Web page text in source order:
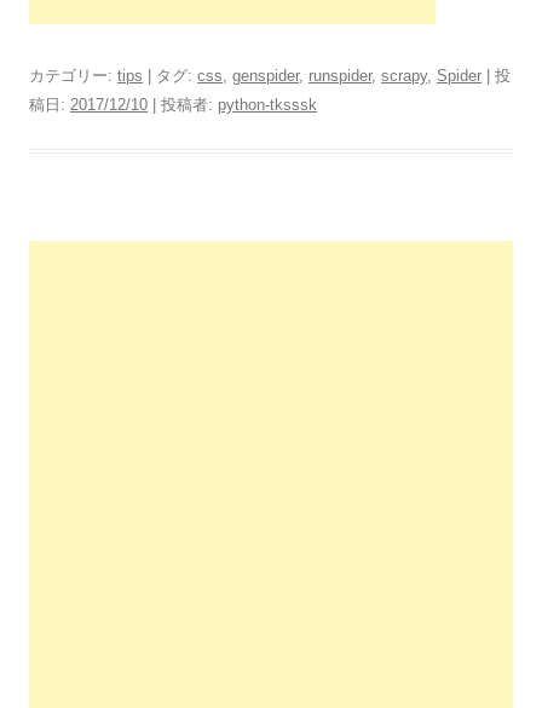
カテゴリー: tips | タグ: css, genspider, runspider, scrapy, Spider | 投
稿日: 2017/12/10 投稿者: python-tksssk